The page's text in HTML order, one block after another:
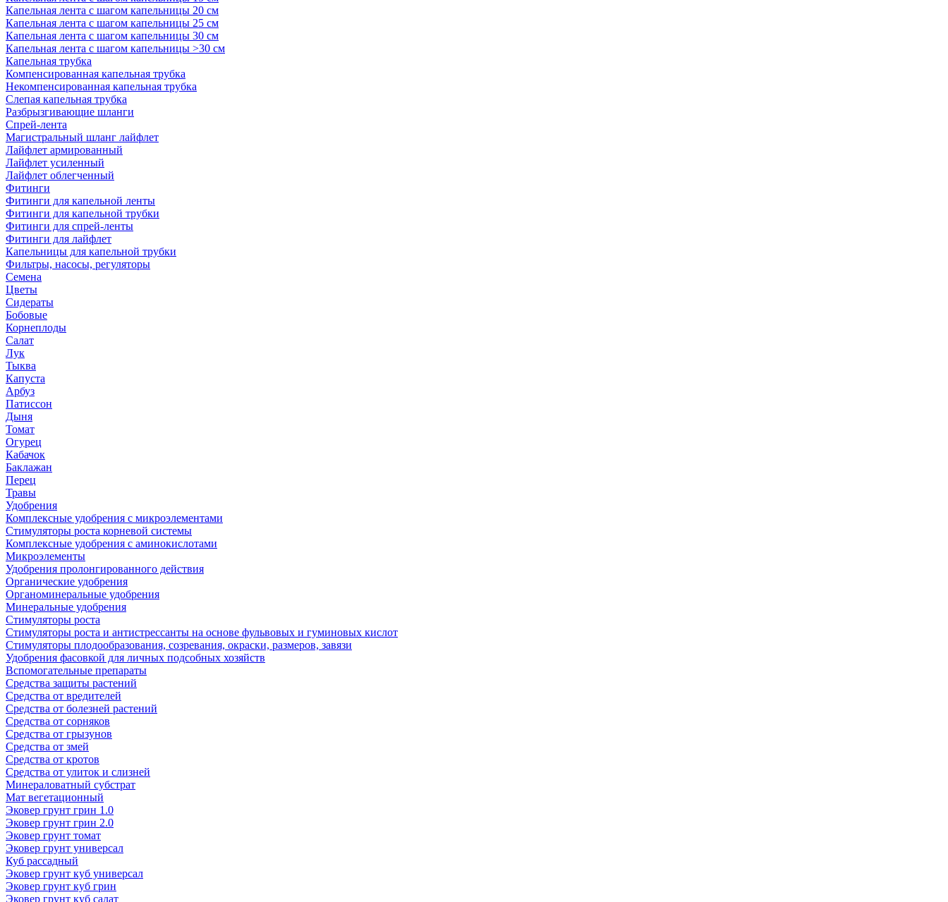
Капельная лента с шагом капельницы 20 см
Капельная лента с шагом капельницы 25 см
Капельная лента с шагом капельницы 30 см
Капельная лента с шагом капельницы >30 см
Капельная трубка
Компенсированная капельная трубка
Некомпенсированная капельная трубка
Слепая капельная трубка
Разбрызгивающие шланги
Спрей-лента
Магистральный шланг лайфлет
Лайфлет армированный
Лайфлет усиленный
Лайфлет облегченный
Фитинги
Фитинги для капельной ленты
Фитинги для капельной трубки
Фитинги для спрей-ленты
Фитинги для лайфлет
Капельницы для капельной трубки
Фильтры, насосы, регуляторы
Семена
Цветы
Сидераты
Бобовые
Корнеплоды
Салат
Лук
Тыква
Капуста
Арбуз
Патиссон
Дыня
Томат
Огурец
Кабачок
Баклажан
Перец
Травы
Удобрения
Комплексные удобрения с микроэлементами
Стимуляторы роста корневой системы
Комплексные удобрения с аминокислотами
Микроэлементы
Удобрения пролонгированного действия
Органические удобрения
Органоминеральные удобрения
Минеральные удобрения
Стимуляторы роста
Стимуляторы роста и антистрессанты на основе фульвовых и гуминовых кислот
Стимуляторы плодообразования, созревания, окраски, размеров, завязи
Удобрения фасовкой для личных подсобных хозяйств
Вспомогательные препараты
Средства защиты растений
Средства от вредителей
Средства от болезней растений
Средства от сорняков
Средства от грызунов
Средства от змей
Средства от кротов
Средства от улиток и слизней
Минераловатный субстрат
Мат вегетационный
Эковер грунт грин 1.0
Эковер грунт грин 2.0
Эковер грунт томат
Эковер грунт универсал
Куб рассадный
Эковер грунт куб универсал
Эковер грунт куб грин
Эковер грунт куб салат